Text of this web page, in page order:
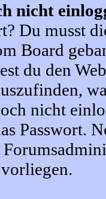
nicht
Du musst
Board
du den
nicht
Passwort.